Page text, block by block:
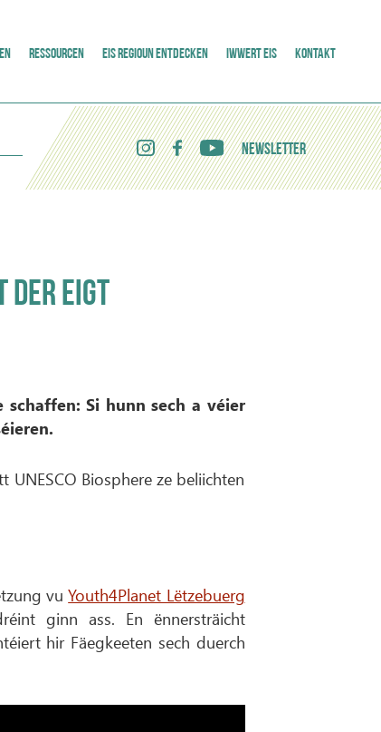
RESSOURCEN EIS REGIOUN ENTDECKEN IWWERT EIS KONTAKT
NEWSLETTER
DER EIGT
Si hunn sech a véier
Biosphere ze beliichten
vuYouth4Planet Lëtzebuerg
ginn ass. En ënnersträicht
hir Fäegkeeten sech duerch